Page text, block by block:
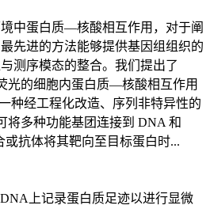
中蛋白质—核酸相互作用，对于阐
先进的方法能够提供基因组组织的
测序模态的整合。我们提出了
光的细胞内蛋白质—核酸相互作用
种经工程化改造、序列非特异性的
将多种功能基团连接到 DNA 和
抗体将其靶向至目标蛋白时...
上记录蛋白质足迹以进行显微